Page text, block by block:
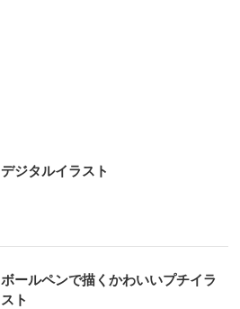
デジタルイラスト
ボールペンで描くかわいいプチイラ
スト